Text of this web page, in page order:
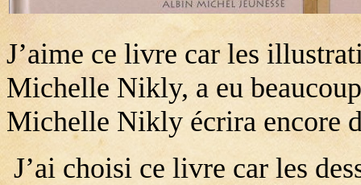
J’aime ce livre car les
Michelle Nikly, a eu
Michelle Nikly écrira encore
J’ai choisi ce livre car les